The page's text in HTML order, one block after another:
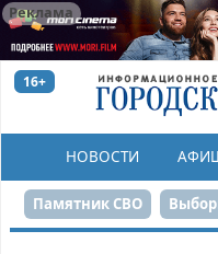
Реклама
16+
НОВОСТИ
Памятник СВО